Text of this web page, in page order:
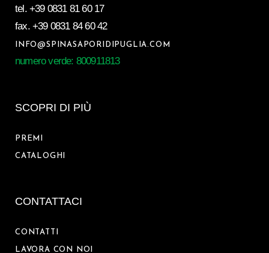
tel.+39 0831 81 60 17
fax.+39 0831 84 60 42
INFO@SPINASAPORIDIPUGLIA.COM
numero verde: 800911813
SCOPRI DI PIÙ
PREMI
CATALOGHI
CONTATTACI
CONTATTI
LAVORA CON NOI